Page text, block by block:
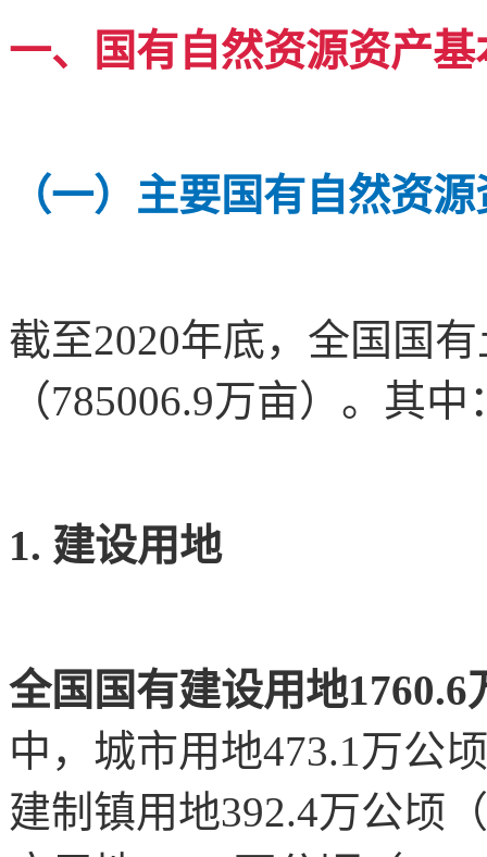
一、国有自然资源资产基
（一）主要国有自然资
截至2020年底，全国国
（785006.9万亩）。其中
1. 建设用地
全国国有建设用地1760.6
中，城市用地473.1万公
建制镇用地392.4万公顷